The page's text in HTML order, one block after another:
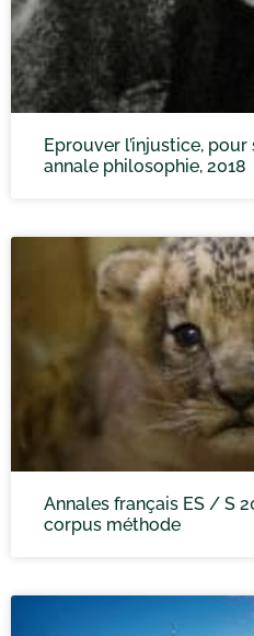
Eprouver l’injustice,
annale philosophie, 2018
Annales français ES / S
corpus méthode